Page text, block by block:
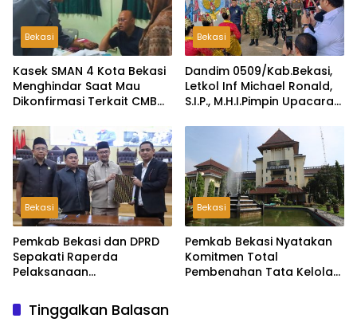
Bekasi
Kasek SMAN 4 Kota Bekasi
Menghindar Saat Mau
Dikonfirmasi Terkait CMB
Bekasi
Dandim 0509/Kab.Bekasi,
Letkol Inf Michael Ronald,
S.I.P., M.H.I.Pimpin Upacara
di Desa Wibawamulya
Bekasi
Pemkab Bekasi dan DPRD
Sepakati Raperda
Pelaksanaan
APBD 2025, Perkuat
Akuntabilitas Tata Kelola
Bekasi
Pemkab Bekasi Nyatakan
Komitmen Total
Pembenahan Tata Kelola
Tinggalkan Balasan